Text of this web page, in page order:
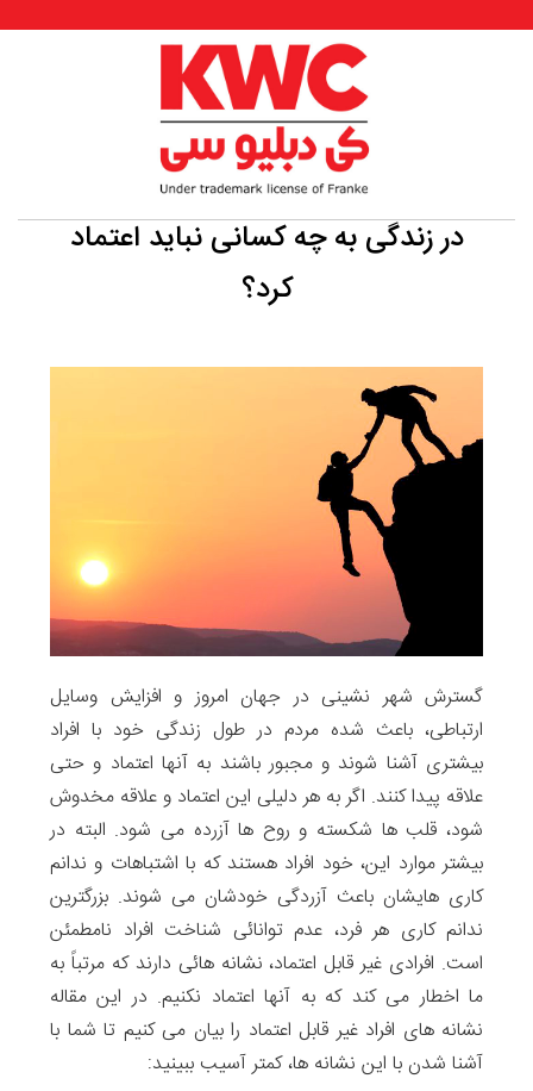
در زندگی به چه کسانی نباید اعتماد
کرد؟
گسترش شهر نشینی در جهان امروز و افزایش وسایل
ارتباطی، باعث شده مردم در طول زندگی خود با افراد
بیشتری آشنا شوند و مجبور باشند به آنها اعتماد و حتی
علاقه پیدا کنند. اگر به هر دلیلی این اعتماد و علاقه مخدوش
شود، قلب ها شکسته و روح ها آزرده می شود. البته در
بیشتر موارد این، خود افراد هستند که با اشتباهات و ندانم
کاری هایشان باعث آزردگی خودشان می شوند. بزرگترین
ندانم کاری هر فرد، عدم توانائی شناخت افراد نامطمئن
است. افرادی غیر قابل اعتماد، نشانه هائی دارند که مرتباً به
ما اخطار می کند که به آنها اعتماد نکنیم. در این مقاله
نشانه های افراد غیر قابل اعتماد را بیان می کنیم تا شما با
آشنا شدن با این نشانه ها، کمتر آسیب ببینید: